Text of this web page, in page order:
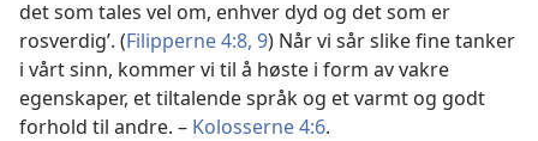
det som tales vel om, enhver dyd og det som er
rosverdig’. (Filipperne 4:8, 9) Når vi sår slike fine tanker
i vårt sinn, kommer vi til å høste i form av vakre
egenskaper, et tiltalende språk og et varmt og godt
forhold til andre. – Kolosserne 4:6.